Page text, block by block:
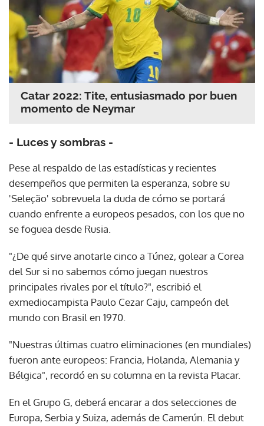
Catar 2022: Tite, entusiasmado por buen
momento de Neymar
- Luces y sombras -
Pese al respaldo de las estadísticas y recientes
desempeños que permiten la esperanza, sobre su
'Seleção' sobrevuela la duda de cómo se portará
cuando enfrente a europeos pesados, con los que no
se foguea desde Rusia.
"¿De qué sirve anotarle cinco a Túnez, golear a Corea
del Sur si no sabemos cómo juegan nuestros
principales rivales por el título?", escribió el
exmediocampista Paulo Cezar Caju, campeón del
mundo con Brasil en 1970.
"Nuestras últimas cuatro eliminaciones (en mundiales)
fueron ante europeos: Francia, Holanda, Alemania y
Bélgica", recordó en su columna en la revista Placar.
En el Grupo G, deberá encarar a dos selecciones de
Europa, Serbia y Suiza, además de Camerún. El debut